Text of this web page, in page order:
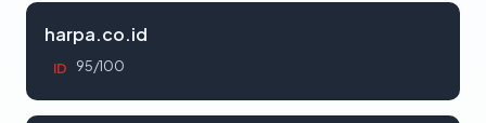
harpa.co.id
ID 95/100